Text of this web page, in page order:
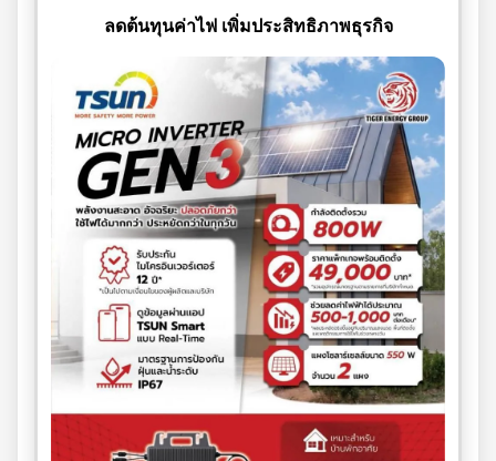
ลดต้นทุนค่าไฟ เพิ่มประสิทธิภาพธุรกิจ